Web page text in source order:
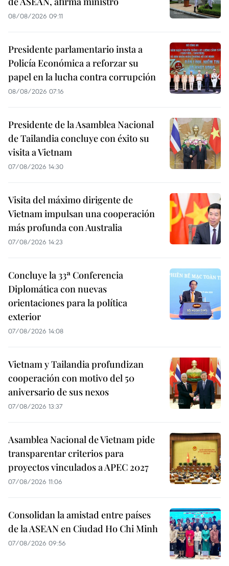
08/08/2026 09:11
Presidente parlamentario insta a
Policía Económica a reforzar su
papel en la lucha contra corrupción
08/08/2026 07:16
Presidente de la Asamblea Nacional
de Tailandia concluye con éxito su
visita a Vietnam
07/08/2026 14:30
Visita del máximo dirigente de
Vietnam impulsan una cooperación
más profunda con Australia
07/08/2026 14:23
Concluye la 33ª Conferencia
Diplomática con nuevas
orientaciones para la política
exterior
07/08/2026 14:08
Vietnam y Tailandia profundizan
cooperación con motivo del 50
aniversario de sus nexos
07/08/2026 13:37
Asamblea Nacional de Vietnam pide
transparentar criterios para
proyectos vinculados a APEC 2027
07/08/2026 11:06
Consolidan la amistad entre países
de la ASEAN en Ciudad Ho Chi Minh
07/08/2026 09:56